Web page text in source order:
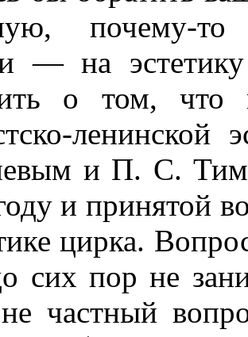
почему-
— на
о том, что
ленинской
и П. С.
и принятой
цирка.
сих пор не
частный